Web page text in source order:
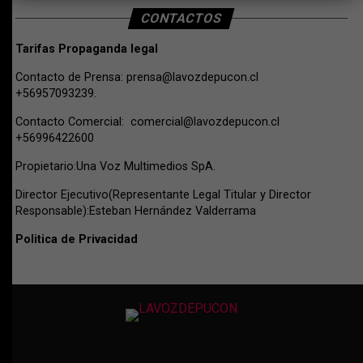
CONTACTOS
Tarifas Propaganda legal
Contacto de Prensa: prensa@lavozdepucon.cl
+56957093239.
Contacto Comercial: comercial@lavozdepucon.cl
+56996422600
Propietario:Una Voz Multimedios SpA.
Director Ejecutivo(Representante Legal Titular y Director
Responsable):Esteban Hernández Valderrama
Politica de Privacidad